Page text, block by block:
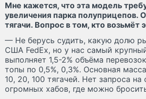
Мне кажется, что эта модель
увеличения парка полуприцепов.
тягачи. Вопрос в том, кто возьмёт
— Не берусь судить, какую долю
США FedEx, но у нас самый
выполняет 1,5-2% объёма
топы по 0,5%, 0,3%. Основная
10, 20, 100 тягачей. Нет запроса на
огромных хабов, где можно